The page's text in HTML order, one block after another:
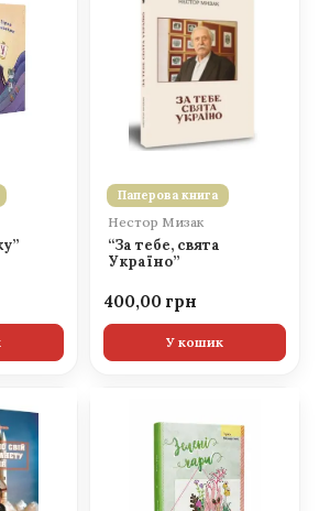
Паперова книга
Нестор Мизак
“За тебе, свята
Україно”
400,00
У кошик